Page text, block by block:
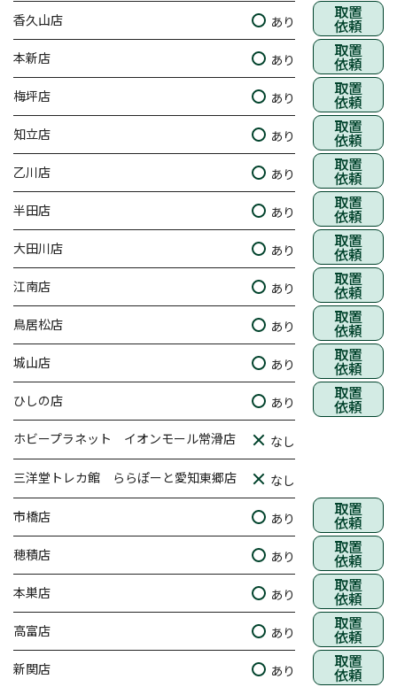
香久山店 あり 取置
依頼
本新店 あり 取置
依頼
梅坪店 あり 取置
依頼
知立店 あり 取置
依頼
乙川店 あり 取置
依頼
半田店 あり 取置
依頼
大田川店 あり 取置
依頼
江南店 あり 取置
依頼
鳥居松店 あり 取置
依頼
城山店 あり 取置
依頼
ひしの店 あり 取置
依頼
ホビープラネット イオンモール常滑店 なし
三洋堂トレカ館 ららぽーと愛知東郷店 なし
市橋店 あり 取置
依頼
穂積店 あり 取置
依頼
本巣店 あり 取置
依頼
高富店 あり 取置
依頼
新関店 あり 取置
依頼